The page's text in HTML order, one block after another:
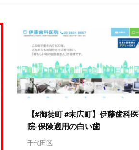
【#御徒町 #末広町】伊藤歯科医
院-保険適用の白い歯
千代田区